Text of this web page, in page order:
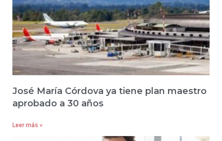
José María Córdova ya tiene plan maestro
aprobado a 30 años
Leer más »